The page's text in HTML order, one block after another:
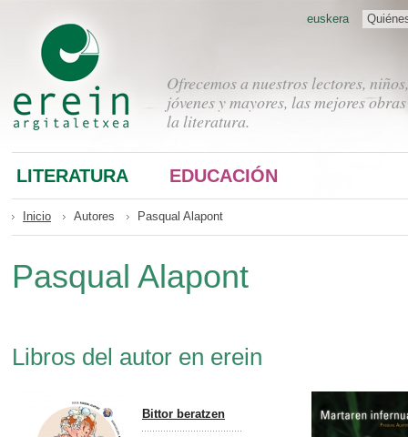
Ofrecemos a nuestros lectores, niños,
jóvenes y mayores, las mejores
la literatura.
euskera
LITERATURA EDUCACIÓN
Inicio Autores Pasqual Alapont
Pasqual Alapont
Libros del autor en erein
Bittor beratzen